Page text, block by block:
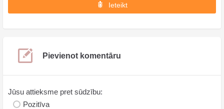
Ieteikt
Pievienot komentāru
Jūsu attieksme pret sūdzību:
Pozitīva